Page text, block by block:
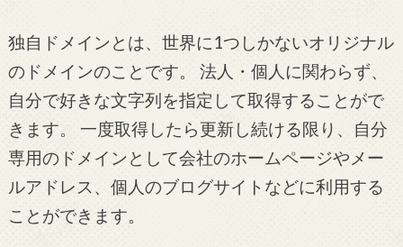
独自ドメインとは、世界に1つしかないオリジナル
のドメインのことです。 法人・個人に関わらず、
自分で好きな文字列を指定して取得することがで
きます。 一度取得したら更新し続ける限り、自分
専用のドメインとして会社のホームページやメー
ルアドレス、個人のブログサイトなどに利用する
ことができます。